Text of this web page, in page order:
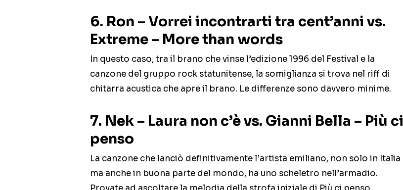
6. Ron – Vorrei incontrarti tra cent’anni vs.
Extreme – More than words
In questo caso, tra il brano che vinse l’edizione 1996 del Festival e la
canzone del gruppo rock statunitense, la somiglianza si trova nel riff di
chitarra acustica che apre il brano. Le differenze sono davvero minime.
7. Nek – Laura non c’è vs. Gianni Bella – Più ci
penso
La canzone che lanciò definitivamente l’artista emiliano, non solo in Italia
ma anche in buona parte del mondo, ha uno scheletro nell’armadio.